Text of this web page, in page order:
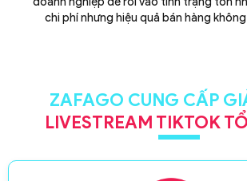
chi phí nhưng hiệu quả bán hàng
ZAFAGO CUNG CẤP
LIVESTREAM TIKTOK